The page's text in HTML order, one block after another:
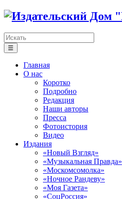
☰
Главная
О нас
Коротко
Подробно
Редакция
Наши авторы
Пресса
Фотоистория
Видео
Издания
«Новый Взгляд»
«Музыкальная Правда»
«Москомсомолка»
«Ночное Рандеву»
«Моя Газета»
«СоцРоссия»